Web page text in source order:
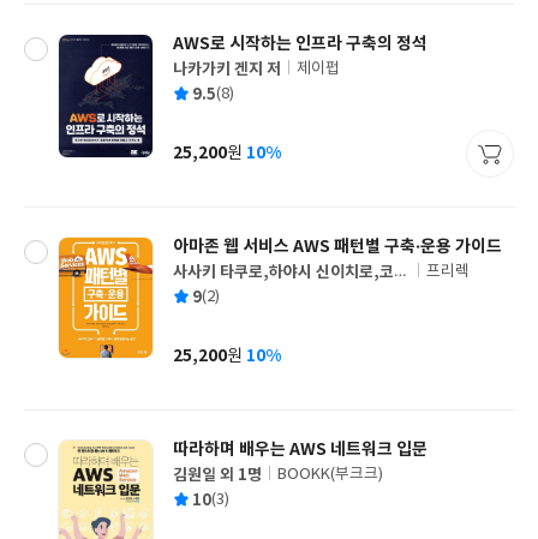
AWS로 시작하는 인프라 구축의 정석
글
쓴
나카가키 겐지 저
출
사
제이펍
평 9.5(8)
가
25,200원 10%
아마존 웹 서비스 AWS 패턴별 구축·운용 가이드
글
쓴
사사키 타쿠로,하야시 신이치로,코니
시 히데카즈,사토 슌 공저/윤인성 역
출
사
프리렉
평 9(2)
가
25,200원 10%
따라하며 배우는 AWS 네트워크 입문
글
쓴
김원일 외 1명
출
BOOKK(부크크)
평 10(3)